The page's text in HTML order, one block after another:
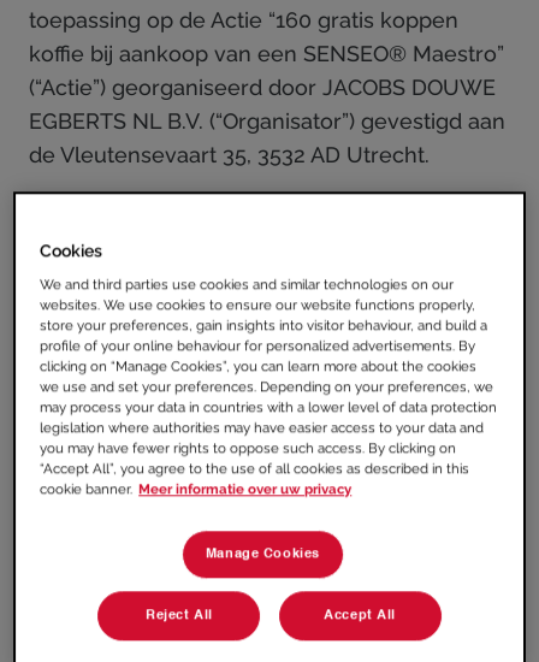
toepassing op de Actie “160 gratis koppen
koffie bij aankoop van een SENSEO® Maestro”
(“Actie”) georganiseerd door JACOBS DOUWE
EGBERTS NL B.V. (“Organisator”) gevestigd aan
de Vleutensevaart 35, 3532 AD Utrecht.
Deze actie van Jacobs Douwe Egberts
Nederland B.V. geldt alleen voor aankopen
gedaan in Nederland in de periode van 1
oktober 2025 t/m 31 oktober 2025.
Registreren kan tot en met uiterlijk 14
november 2025.
De actie geldt alleen op de aankoop van een
SENSEO® Maestro beginnend met
typenummer CSA260.
Maximaal 1 inzending per machine en 2
inzendingen per naam en adres.
Deze Actie is niet geldig in combinatie met
Cookies
We and third parties use cookies and similar technologies on our
websites. We use cookies to ensure our website functions properly,
store your preferences, gain insights into visitor behaviour, and build a
profile of your online behaviour for personalized advertisements. By
clicking on “Manage Cookies”, you can learn more about the cookies
we use and set your preferences. Depending on your preferences, we
may process your data in countries with a lower level of data protection
legislation where authorities may have easier access to your data and
you may have fewer rights to oppose such access. By clicking on
“Accept All”, you agree to the use of all cookies as described in this
cookie banner. Meer informatie over uw privacy
Manage Cookies
Reject All Accept All